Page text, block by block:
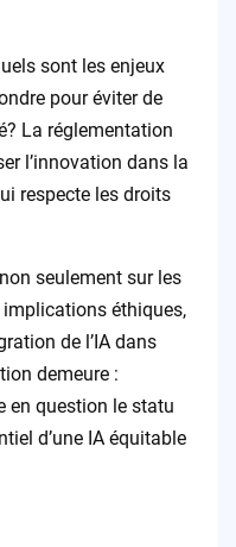
sont les enjeux
pour éviter de
La réglementation
l’innovation dans la
respecte les droits
seulement sur les
éthiques,
de l’IA dans
demeure :
en question le statu
d’une IA équitable